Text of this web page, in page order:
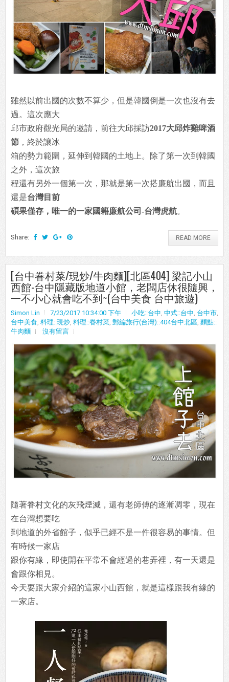
雖然以前出國的次數不算少，但是韓國倒是一次也沒有去
過。這次應大
邱市政府觀光局的邀請，前往大邱採訪2017大邱炸雞啤酒
節 ，終於讓冰
箱的勢力範圍，延伸到韓國的土地上。除了第一次到韓國
之外，這次旅
程還有另外一個第一次，那就是第一次搭廉航出國，而且
還是台灣目前
碩果僅存，唯一的一家國籍廉航公司-台灣虎航。
Share: READ MORE
[台中眷村菜/現炒/牛肉麵][北區404] 梁記小山
西館-台中隱藏版地道小館，老闆店休很隨興，
一不小心就會吃不到~(台中美食 台中旅遊)
Simon Lin 7/23/2017 10:34:00 下午 小吃::台中 中式::台中 台中市
台中美食 料理::現炒 料理::眷村菜 郵編旅行(台灣)::404台中北區 麵點::
牛肉麵
沒有留言
隨著眷村文化的灰飛煙滅，還有老師傅的逐漸凋零，現在
在台灣想要吃
到地道的外省館子，似乎已經不是一件很容易的事情。但
有時候一家店
跟你有緣，即使開在平常不會經過的巷弄裡，有一天還是
會跟你相見。
今天要跟大家介紹的這家小山西館，就是這樣跟我有緣的
一家店。